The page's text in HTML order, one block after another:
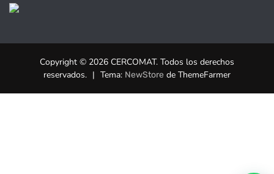
Copyright © 2026 CERCOMAT. Todos los derechos
reservados. | Tema: NewStore de ThemeFarmer